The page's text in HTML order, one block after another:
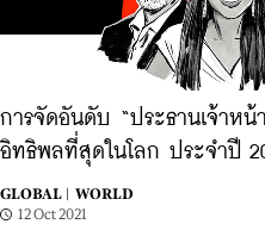
การจัดอันดับ “ประธานเจ้าห
อิทธิพลที่สุดในโลก ประจำปี
GLOBAL |
WORLD
12 Oct 2021